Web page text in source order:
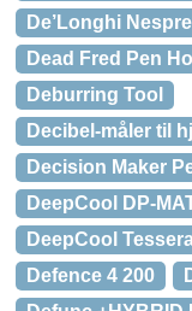
De’Longhi
Dead Fred Pen
Deburring Tool
Decibel-måler til
Decision Maker
DeepCool DP-
DeepCool
Defence 4 200